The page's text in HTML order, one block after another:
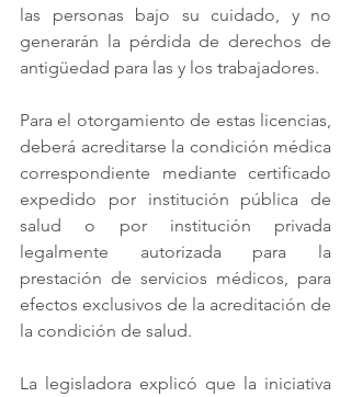
las personas bajo su cuidado, y no
generarán la pérdida de derechos de
antigüedad para las y los trabajadores.
Para el otorgamiento de estas licencias,
deberá acreditarse la condición médica
correspondiente mediante certificado
expedido por institución pública de
salud o por institución privada
legalmente autorizada para la
prestación de servicios médicos, para
efectos exclusivos de la acreditación de
la condición de salud.
La legisladora explicó que la iniciativa